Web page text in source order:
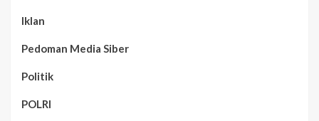
Iklan
Pedoman Media Siber
Politik
POLRI